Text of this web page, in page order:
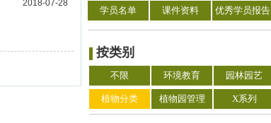
2018-07-28
学员名单 课件资料 优秀学员报告
按类别
不限 环境教育 园林园艺
植物分类 植物园管理 X系列